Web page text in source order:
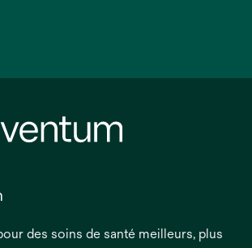
des soins de santé meilleurs, plus